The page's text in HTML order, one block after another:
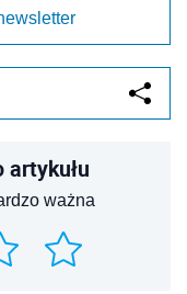
ważna